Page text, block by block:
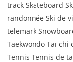
track Skateboard
randonnée Ski de
telemark
Taekwondo Taï chi
Tennis Tennis de